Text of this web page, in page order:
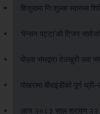
शिशुवामा निःशुल्क स्वास्थ्य
‘पेन्सन पट्टा’को टिजर
पोउवा संघद्वारा देउखुरी उवा
पोखरामा बीवाइडीको पूर्ण
आज २०८३ साल श्रावण २२